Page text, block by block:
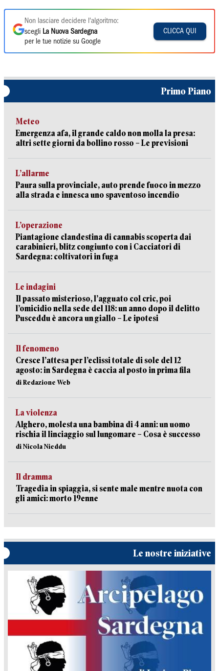
Non lasciare decidere l'algoritmo:
scegli La Nuova Sardegna
per le tue notizie su Google
CLICCA QUI
Primo Piano
Meteo
Emergenza afa, il grande caldo non molla la presa:
altri sette giorni da bollino rosso – Le previsioni
L’allarme
Paura sulla provinciale, auto prende fuoco in mezzo
alla strada e innesca uno spaventoso incendio
L’operazione
Piantagione clandestina di cannabis scoperta dai
carabinieri, blitz congiunto con i Cacciatori di
Sardegna: coltivatori in fuga
Le indagini
Il passato misterioso, l’agguato col cric, poi
l’omicidio nella sede del 118: un anno dopo il delitto
Pusceddu è ancora un giallo – Le ipotesi
Il fenomeno
Cresce l’attesa per l’eclissi totale di sole del 12
agosto: in Sardegna è caccia al posto in prima fila
di Redazione Web
La violenza
Alghero, molesta una bambina di 4 anni: un uomo
rischia il linciaggio sul lungomare – Cosa è successo
di Nicola Nieddu
Il dramma
Tragedia in spiaggia, si sente male mentre nuota con
gli amici: morto 19enne
Le nostre iniziative